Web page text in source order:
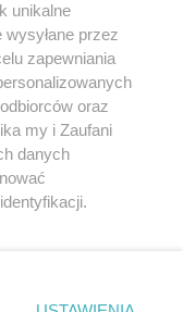
z portali
się z nami
unikalne
przez
zapewniania
oraz
my i Zaufani
danych
prywatności